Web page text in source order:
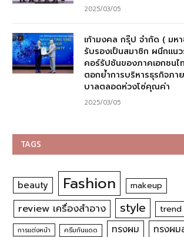
2025/03/05
เก้ามงคล กรุ๊ป จำกัด ( มห
รับรองเป็นสมาชิก ผนึกแน
คอร์รัปชันของภาคเอกชนไ
ตอกย้ำการบริหารธุรกิจภา
บาลตลอดห่วงโซ่คุณค่า
2025/03/05
TAGS
beauty Fashion makeup
review เครื่องสำอาง style trend
การแต่งหน้า ครีมกันแดด ทรงผม ทรงผม